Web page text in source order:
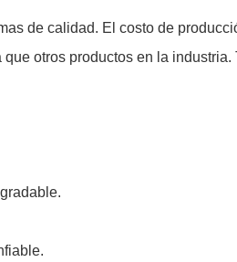
de calidad. El costo de
otros productos en la